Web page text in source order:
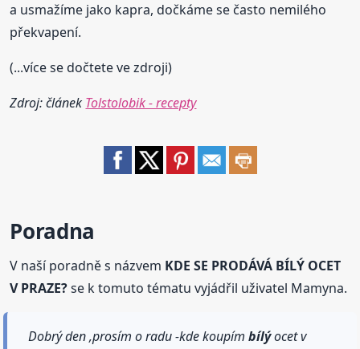
a usmažíme jako kapra, dočkáme se často nemilého
překvapení.
(...více se dočtete ve zdroji)
Zdroj: článek Tolstolobik - recepty
Poradna
V naší poradně s názvem KDE SE PRODÁVÁ BÍLÝ OCET
V PRAZE?se k tomuto tématu vyjádřil uživatel Mamyna.
Dobrý den ,prosím o radu -kde koupímbílýocet v